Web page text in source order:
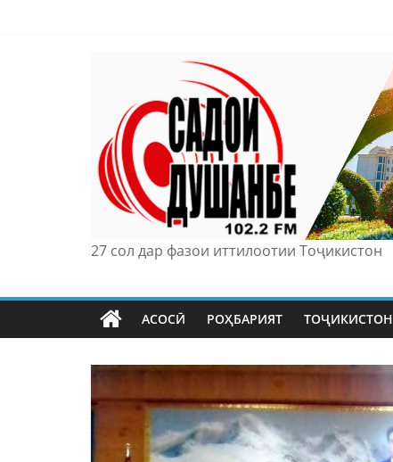
27 сол дар фазои иттилоотии Тоҷикистон
АСОСӢ РОҲБАРИЯТ ТОҶИКИСТОН